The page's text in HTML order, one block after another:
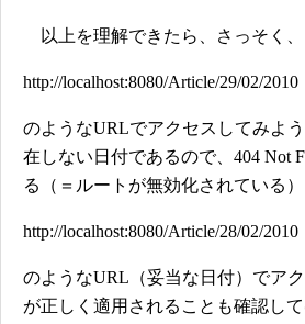
以上を理解できたら、さっそく、
http://localhost:8080/Article/29/02/2010
のようなURLでアクセスしてみよ
在しない日付であるので、404 Not
る（＝ルートが無効化されている）
http://localhost:8080/Article/28/02/2010
のようなURL（妥当な日付）でア
が正しく適用されることも確認して